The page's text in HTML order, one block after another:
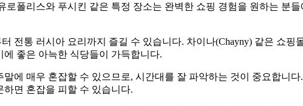
로폴리스와 푸시킨 같은 특정 장소는 완벽한 쇼핑 경험을 원하는 분들
전통 러시아 요리까지 즐길 수 있습니다. 차이나(Chayny) 같은 쇼핑
좋은 아늑한 식당들이 가득합니다.
에 매우 혼잡할 수 있으므로, 시간대를 잘 파악하는 것이 중요합니다
면 혼잡을 피할 수 있습니다.